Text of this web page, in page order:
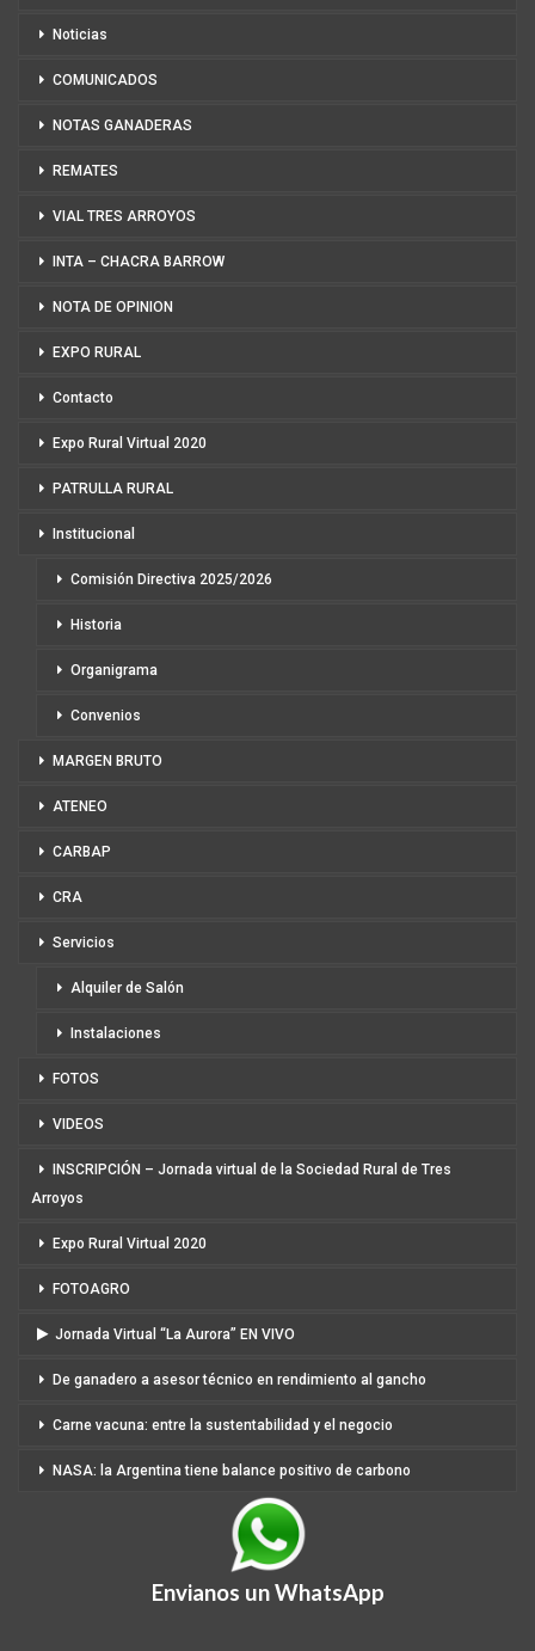
Noticias
COMUNICADOS
NOTAS GANADERAS
REMATES
VIAL TRES ARROYOS
INTA – CHACRA BARROW
NOTA DE OPINION
EXPO RURAL
Contacto
Expo Rural Virtual 2020
PATRULLA RURAL
Institucional
Comisión Directiva 2025/2026
Historia
Organigrama
Convenios
MARGEN BRUTO
ATENEO
CARBAP
CRA
Servicios
Alquiler de Salón
Instalaciones
FOTOS
VIDEOS
INSCRIPCIÓN – Jornada virtual de la Sociedad Rural de Tres
Arroyos
Expo Rural Virtual 2020
FOTOAGRO
Jornada Virtual “La Aurora” EN VIVO
De ganadero a asesor técnico en rendimiento al gancho
Carne vacuna: entre la sustentabilidad y el negocio
NASA: la Argentina tiene balance positivo de carbono
Envianos un WhatsApp